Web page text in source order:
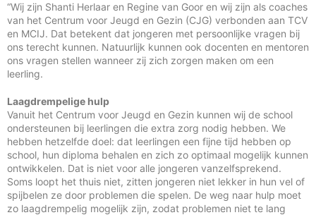
“Wij zijn Shanti Herlaar en Regine van Goor en wij zijn als coaches
van het Centrum voor Jeugd en Gezin (CJG) verbonden aan TCV
en MCIJ. Dat betekent dat jongeren met persoonlijke vragen bij
ons terecht kunnen. Natuurlijk kunnen ook docenten en mentoren
ons vragen stellen wanneer zij zich zorgen maken om een
leerling.
Laagdrempelige hulp
Vanuit het Centrum voor Jeugd en Gezin kunnen wij de school
ondersteunen bij leerlingen die extra zorg nodig hebben. We
hebben hetzelfde doel: dat leerlingen een fijne tijd hebben op
school, hun diploma behalen en zich zo optimaal mogelijk kunnen
ontwikkelen. Dat is niet voor alle jongeren vanzelfsprekend.
Soms loopt het thuis niet, zitten jongeren niet lekker in hun vel of
spijbelen ze door problemen die spelen. De weg naar hulp moet
zo laagdrempelig mogelijk zijn, zodat problemen niet te lang